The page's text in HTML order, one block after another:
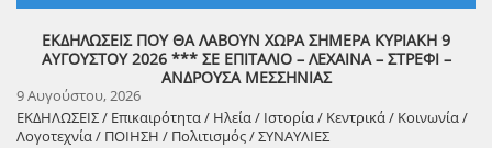
ΕΚΔΗΛΩΣΕΙΣ ΠΟΥ ΘΑ ΛΑΒΟΥΝ ΧΩΡΑ ΣΗΜΕΡΑ ΚΥΡΙΑΚΗ 9
ΑΥΓΟΥΣΤΟΥ 2026 *** ΣΕ ΕΠΙΤΑΛΙΟ – ΛΕΧΑΙΝΑ – ΣΤΡΕΦΙ –
ΑΝΔΡΟΥΣΑ ΜΕΣΣΗΝΙΑΣ
9 Αυγούστου, 2026
ΕΚΔΗΛΩΣΕΙΣ / Επικαιρότητα / Ηλεία / Ιστορία / Κεντρικά / Κοινωνία /
Λογοτεχνία / ΠΟΙΗΣΗ / Πολιτισμός / ΣΥΝΑΥΛΙΕΣ